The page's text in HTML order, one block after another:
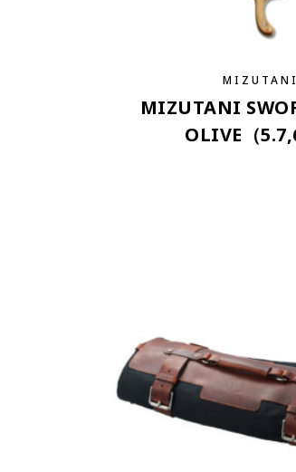
MIZUTANI
MIZUTANI
OLIVE（